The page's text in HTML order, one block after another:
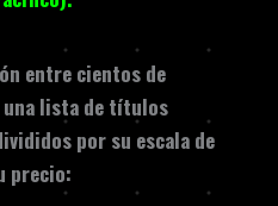
entre cientos de
una lista de títulos
por su escala de
precio: